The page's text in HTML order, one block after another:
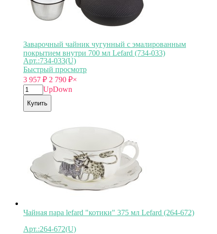
Заварочный чайник чугунный с эмалированным
покрытием внутри 700 мл Lefard (734-033)
Арт.:734-033(U)
Быстрый просмотр
3 957 ₽ 2 790 ₽×
UpDown
Купить
Чайная пара lefard "котики" 375 мл Lefard (264-672)
Арт.:264-672(U)